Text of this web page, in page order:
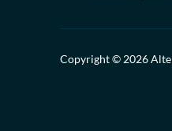
Copyright © 2026